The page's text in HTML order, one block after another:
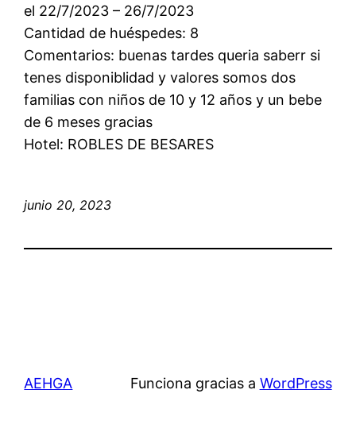
el 22/7/2023 – 26/7/2023
Cantidad de huéspedes: 8
Comentarios: buenas tardes queria saberr si
tenes disponiblidad y valores somos dos
familias con niños de 10 y 12 años y un bebe
de 6 meses gracias
Hotel: ROBLES DE BESARES
junio 20, 2023
AEHGA Funciona gracias a WordPress